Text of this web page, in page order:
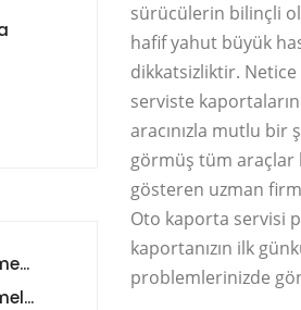
sürücülerin bilinçli
hafif yahut büyük
dikkatsizliktir.
serviste
aracınızla mutlu bir
görmüş tüm araçlar
gösteren uzman
Oto kaporta servisi
kaportanızın ilk
problemlerinizde